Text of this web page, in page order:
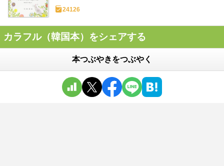
24126
カラフル（韓国本）をシェアする
本つぶやきをつぶやく